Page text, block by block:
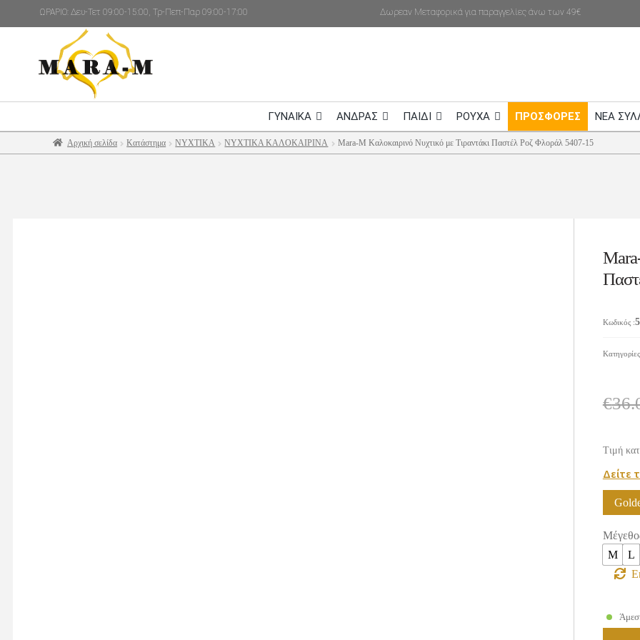
ΩΡΑΡΙΟ: Δευ-Τετ 09:00-15:00, Τρ-Πεπ-Παρ 09:00-17:00 Δωρεαν Μεταφορικά για παραγγελίες άνω των 49€
ΓΥΝΑΙΚΑ ΑΝΔΡΑΣ ΠΑΙΔΙ ΡΟΥΧΑ ΠΡΟΣΦΟΡΕΣ NEA
Αρχική σελίδα Κατάστημα ΝΥΧΤΙΚΑ ΝΥΧΤΙΚΑ ΚΑΛΟΚΑΙΡΙΝΑ Mara-M Καλοκαιρινό Νυχτικό με Τιραντάκι Παστέλ Ροζ Φλοράλ 5407-15
Κωδικός :
€
Τιμή
Δείτε
M
L